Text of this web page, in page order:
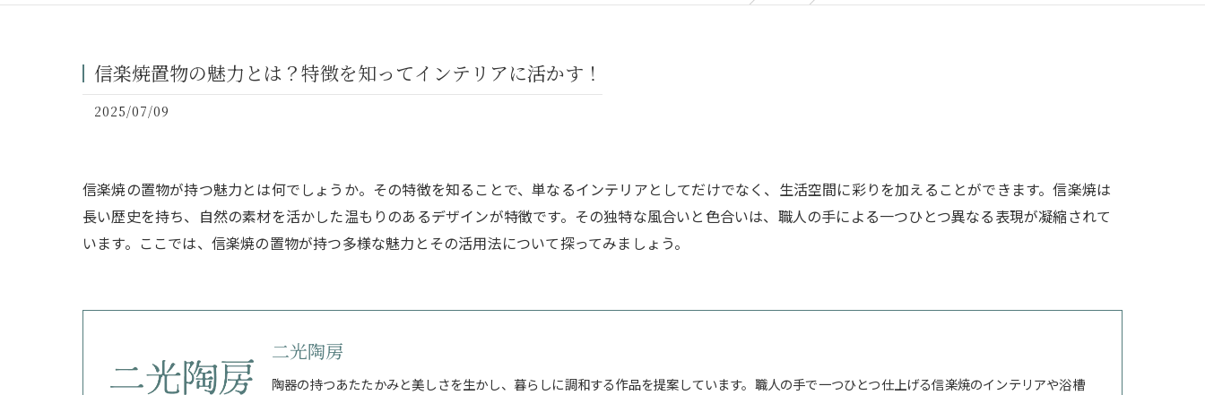
信楽焼置物の魅力とは？特徴を知ってインテリアに活かす！
2025/07/09
信楽焼の置物が持つ魅力とは何でしょうか。その特徴を知ることで、単なるインテリアとしてだけでなく、生活空間に彩りを加えることができます。信楽焼は
長い歴史を持ち、自然の素材を活かした温もりのあるデザインが特徴です。その独特な風合いと色合いは、職人の手による一つひとつ異なる表現が凝縮されて
います。ここでは、信楽焼の置物が持つ多様な魅力とその活用法について探ってみましょう。
二光陶房
陶器の持つあたたかみと美しさを生かし、暮らしに調和する作品を提案しています。職人の手で一つひとつ仕上げる信楽焼のインテリアや浴槽